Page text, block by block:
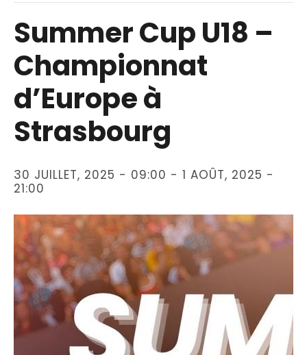
Summer Cup U18 –
Championnat
d’Europe à
Strasbourg
30 JUILLET, 2025 - 09:00 - 1 AOÛT, 2025 -
21:00